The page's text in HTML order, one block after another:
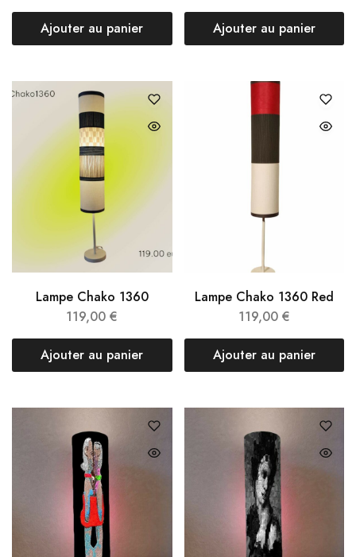
Ajouter au panier Ajouter au panier
Lampe Chako 1360
119,00€
Ajouter au panier
Lampe Chako 1360 Red
119,00 €
Ajouter au panier